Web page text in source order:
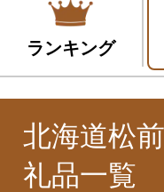
ランキング
北海道松
礼品一覧